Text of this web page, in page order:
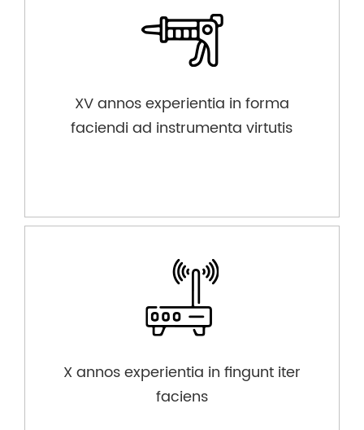
XV annos experientia in forma
faciendi ad instrumenta virtutis
X annos experientia in fingunt iter
faciens